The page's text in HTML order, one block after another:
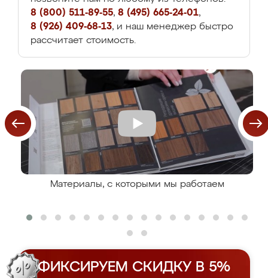
8 (800) 511-89-55, 8 (495) 665-24-01,
8 (926) 409-68-13, и наш менеджер быстро
рассчитает стоимость.
Материалы, с которыми мы работаем
ФИКСИРУЕМ СКИДКУ В 5%